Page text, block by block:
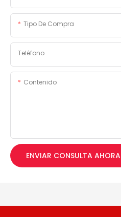
Tipo De Compra
Teléfono
Contenido
ENVIAR CONSULTA AHORA